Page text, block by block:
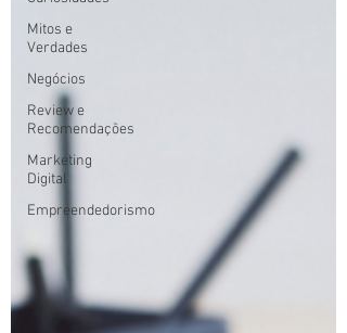
Mitos e
Verdades
Negócios
Review e
Recomendações
Marketing
Digital
Empreendedorismo